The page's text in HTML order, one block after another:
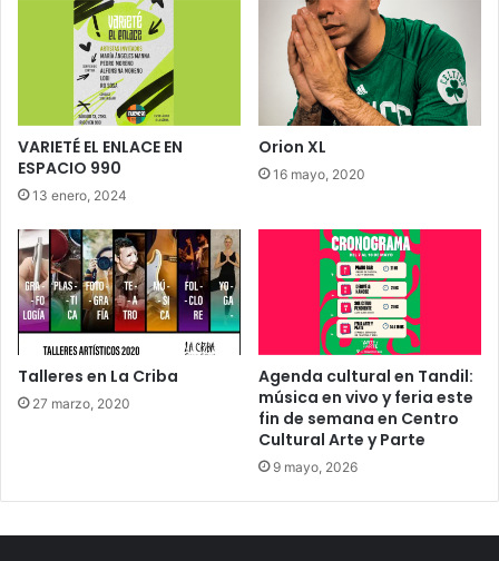
VARIETÉ EL ENLACE EN
ESPACIO 990
13 enero, 2024
Orion XL
16 mayo, 2020
Talleres en La Criba
27 marzo, 2020
Agenda cultural en Tandil:
música en vivo y feria este
fin de semana en Centro
Cultural Arte y Parte
9 mayo, 2026